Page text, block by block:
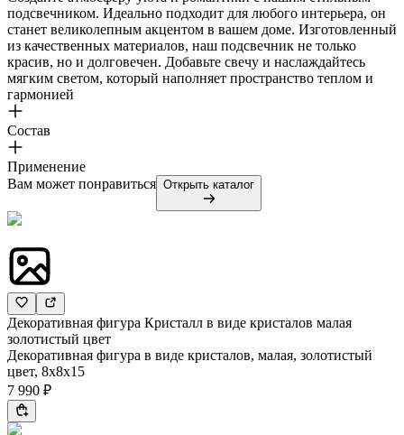
подсвечником. Идеально подходит для любого интерьера, он
станет великолепным акцентом в вашем доме. Изготовленный
из качественных материалов, наш подсвечник не только
красив, но и долговечен. Добавьте свечу и наслаждайтесь
мягким светом, который наполняет пространство теплом и
гармонией
Состав
Применение
Вам может понравиться Открыть каталог
Декоративная фигура Кристалл в виде кристалов малая
золотистый цвет
Декоративная фигура в виде кристалов, малая, золотистый
цвет, 8х8х15
7 990 ₽